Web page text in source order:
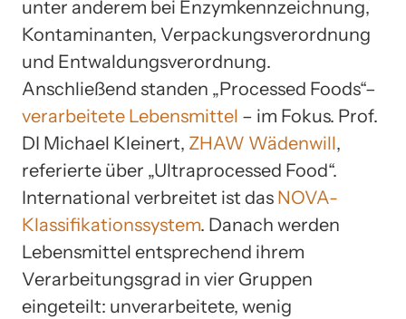
unter anderem bei Enzymkennzeichnung,
Kontaminanten, Verpackungsverordnung
und Entwaldungsverordnung.
Anschließend standen „Processed Foods“–
verarbeitete Lebensmittel – im Fokus. Prof.
DI Michael Kleinert, ZHAW Wädenwill,
referierte über „Ultraprocessed Food“.
International verbreitet ist das NOVA-
Klassifikationssystem. Danach werden
Lebensmittel entsprechend ihrem
Verarbeitungsgrad in vier Gruppen
eingeteilt: unverarbeitete, wenig